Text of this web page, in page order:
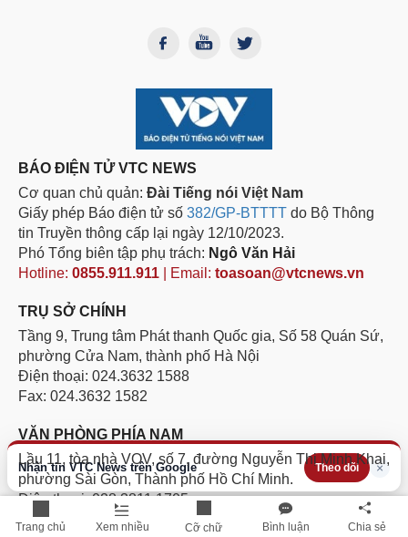
Trang chủ Xem nhiều Cỡ chữ Bình luận Chia sẻ
Nhận tin VTC News trên Google Theo dõi ×
BÁO ĐIỆN TỬ VTC NEWS
Cơ quan chủ quản: Đài Tiếng nói Việt Nam
Giấy phép Báo điện tử số 382/GP-BTTTT do Bộ Thông
tin Truyền thông cấp lại ngày 12/10/2023.
Phó Tổng biên tập phụ trách: Ngô Văn Hải
Hotline: 0855.911.911 | Email: toasoan@vtcnews.vn
TRỤ SỞ CHÍNH
Tầng 9, Trung tâm Phát thanh Quốc gia, Số 58 Quán Sứ,
phường Cửa Nam, thành phố Hà Nội
Điện thoại: 024.3632 1588
Fax: 024.3632 1582
VĂN PHÒNG PHÍA NAM
Lầu 11, tòa nhà VOV, số 7, đường Nguyễn Thị Minh Khai,
phường Sài Gòn, Thành phố Hồ Chí Minh.
Điện thoại: 028.3811 1705
Hotline:
094.884.8186